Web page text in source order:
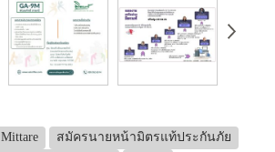
Mittare
สมัครนายหน้ามิตรแท้ประกันภัย